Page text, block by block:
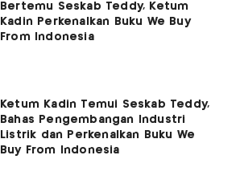
Bertemu Seskab Teddy, Ketum
Kadin Perkenalkan Buku We Buy
From Indonesia
Ketum Kadin Temui Seskab Teddy,
Bahas Pengembangan Industri
Listrik dan Perkenalkan Buku We
Buy From Indonesia